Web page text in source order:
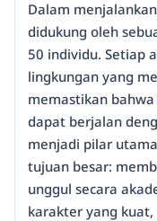
Dalam
didukung oleh
50 individu. Setiap
lingkungan yang
memastikan
dapat berjalan
menjadi pilar
tujuan besar:
unggul secara
karakter yang